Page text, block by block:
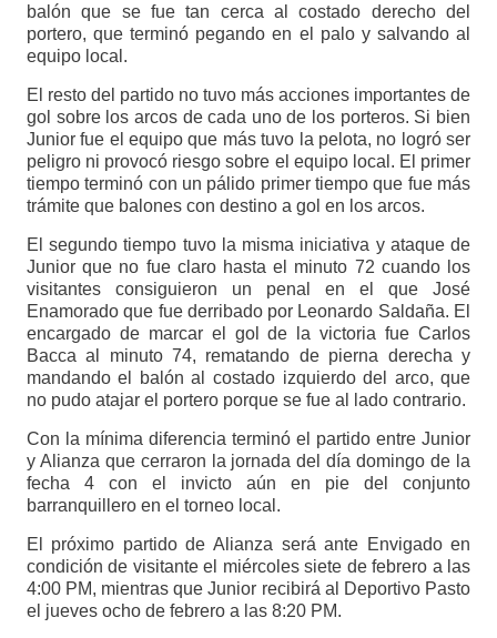
balón que se fue tan cerca al costado derecho del
portero, que terminó pegando en el palo y salvando al
equipo local.
El resto del partido no tuvo más acciones importantes de
gol sobre los arcos de cada uno de los porteros. Si bien
Junior fue el equipo que más tuvo la pelota, no logró ser
peligro ni provocó riesgo sobre el equipo local. El primer
tiempo terminó con un pálido primer tiempo que fue más
trámite que balones con destino a gol en los arcos.
El segundo tiempo tuvo la misma iniciativa y ataque de
Junior que no fue claro hasta el minuto 72 cuando los
visitantes consiguieron un penal en el que José
Enamorado que fue derribado por Leonardo Saldaña. El
encargado de marcar el gol de la victoria fue Carlos
Bacca al minuto 74, rematando de pierna derecha y
mandando el balón al costado izquierdo del arco, que
no pudo atajar el portero porque se fue al lado contrario.
Con la mínima diferencia terminó el partido entre Junior
y Alianza que cerraron la jornada del día domingo de la
fecha 4 con el invicto aún en pie del conjunto
barranquillero en el torneo local.
El próximo partido de Alianza será ante Envigado en
condición de visitante el miércoles siete de febrero a las
4:00 PM, mientras que Junior recibirá al Deportivo Pasto
el jueves ocho de febrero a las 8:20 PM.